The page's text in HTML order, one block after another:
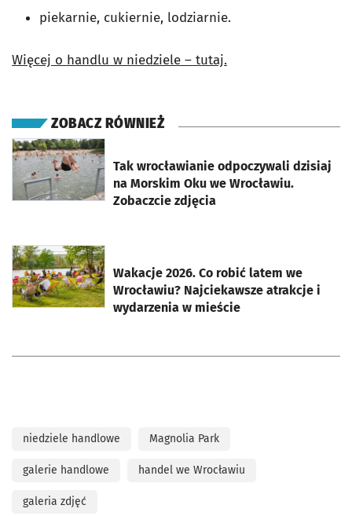
piekarnie, cukiernie, lodziarnie.
Więcej o handlu w niedziele – tutaj.
ZOBACZ RÓWNIEŻ
Tak wrocławianie odpoczywali dzisiaj
na Morskim Oku we Wrocławiu.
Zobaczcie zdjęcia
otworzy się w nowej karcie
Wakacje 2026. Co robić latem we
Wrocławiu? Najciekawsze atrakcje i
wydarzenia w mieście
otworzy się w nowej karcie
niedziele handlowe Magnolia Park
galerie handlowe handel we Wrocławiu
galeria zdjęć